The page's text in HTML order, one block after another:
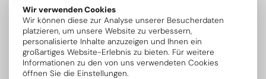
Wir verwenden Cookies
Wir können diese zur Analyse unserer Besucherdaten
platzieren, um unsere Website zu verbessern,
personalisierte Inhalte anzuzeigen und Ihnen ein
großartiges Website-Erlebnis zu bieten. Für weitere
Informationen zu den von uns verwendeten Cookies
öffnen Sie die Einstellungen.